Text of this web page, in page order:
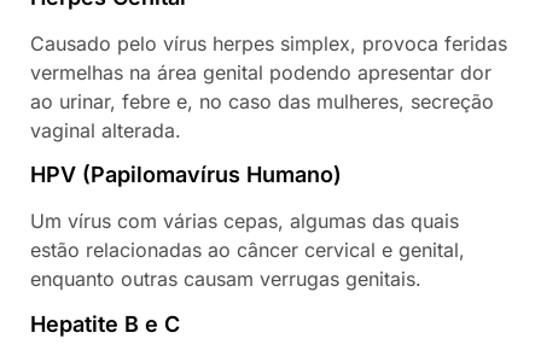
Causado pelo vírus herpes simplex, provoca feridas
vermelhas na área genital podendo apresentar dor
ao urinar, febre e, no caso das mulheres, secreção
vaginal alterada.
HPV (Papilomavírus Humano)
Um vírus com várias cepas, algumas das quais
estão relacionadas ao câncer cervical e genital,
enquanto outras causam verrugas genitais.
Hepatite B e C